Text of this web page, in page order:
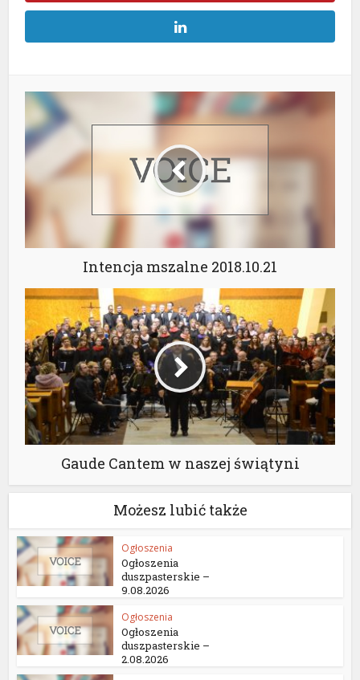
Intencja mszalne 2018.10.21
Gaude Cantem w naszej świątyni
Możesz lubić także
Ogłoszenia
Ogłoszenia
duszpasterskie –
9.08.2026
Ogłoszenia
Ogłoszenia
duszpasterskie –
2.08.2026